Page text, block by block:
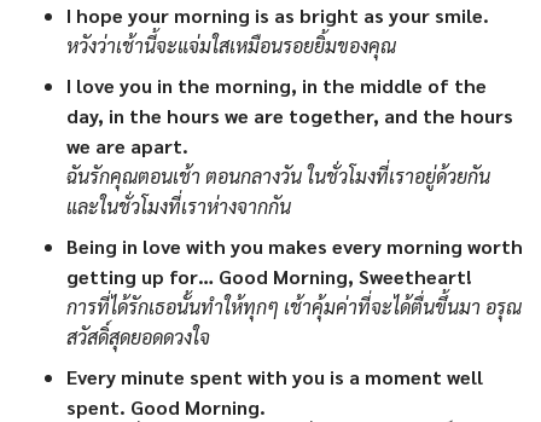
I hope your morning is as bright as your smile.
หวังว่าเช้านี้จะแจ่มใสเหมือนรอยยิ้มของคุณ
I love you in the morning, in the middle of the
day, in the hours we are together, and the hours
we are apart.
ฉันรักคุณตอนเช้า ตอนกลางวัน ในชั่วโมงที่เราอยู่ด้วยกัน
และในชั่วโมงที่เราห่างจากกัน
Being in love with you makes every morning worth
getting up for… Good Morning, Sweetheart!
การที่ได้รักเธอนั้นทำให้ทุกๆ เช้าคุ้มค่าที่จะได้ตื่นขึ้นมา อรุณ
สวัสดิ์สุดยอดดวงใจ
Every minute spent with you is a moment well
spent. Good Morning.